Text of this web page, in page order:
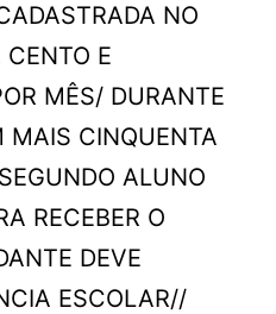
NO
CENTO E
MÊS/ DURANTE
MAIS CINQUENTA
ALUNO
RECEBER O
DEVE
ESCOLAR//